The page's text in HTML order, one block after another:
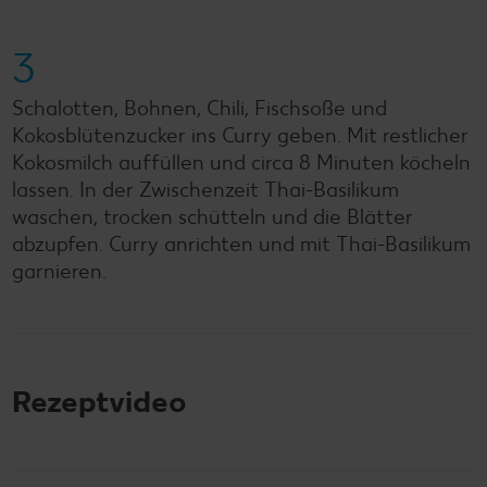
3
Schalotten, Bohnen, Chili, Fischsoße und
Kokosblütenzucker ins Curry geben. Mit restlicher
Kokosmilch auffüllen und circa 8 Minuten köcheln
lassen. In der Zwischenzeit Thai-Basilikum
waschen, trocken schütteln und die Blätter
abzupfen. Curry anrichten und mit Thai-Basilikum
garnieren.
Rezeptvideo